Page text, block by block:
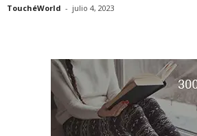
TouchéWorld - julio 4, 2023